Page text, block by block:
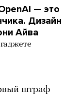
— это
Дизайн
Айва
штраф